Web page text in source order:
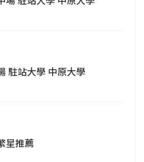
駐站大學 中原大學
星推薦